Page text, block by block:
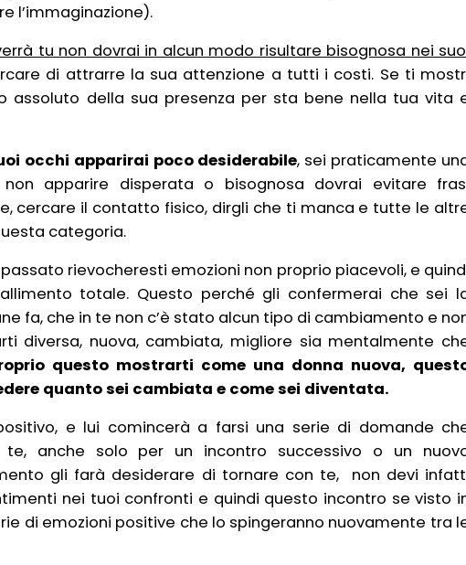
l’immaginazione).
tu non dovrai in alcun modo risultare bisognosa nei
di attrarre la sua attenzione a tutti i costi. Se ti
assoluto della sua presenza per sta bene nella tua vita
occhi apparirai poco desiderabile, sei praticamente
apparire disperata o bisognosa dovrai evitare
cercare il contatto fisico, dirgli che ti manca e tutte le
categoria.
rievocheresti emozioni non proprio piacevoli, e
totale. Questo perché gli confermerai che sei
fa, che in te non c’è stato alcun tipo di cambiamento e
diversa, nuova, cambiata, migliore sia mentalmente
questo mostrarti come una donna nuova,
quanto sei cambiata e come sei diventata.
e lui comincerà a farsi una serie di domande
anche solo per un incontro successivo o un
gli farà desiderare di tornare con te, non devi
nei tuoi confronti e quindi questo incontro se visto
di emozioni positive che lo spingeranno nuovamente tra